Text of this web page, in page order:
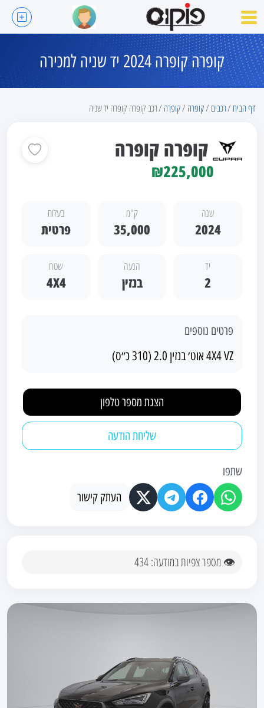
קופרה קופרה 2024 יד שניה למכירה
דף הבית רכבים קופרה קופרה רכב קופרה קופרה יד שניה
קופרה קופרה
₪225,000
שנה
2024
ק"מ
35,000
בעלות
פרטית
יד
2
הנעה
בנזין
שטח
4X4
פרטים נוספים
4X4 VZ אוט׳ בנזין 2.0 (310 כ״ס)
הצגת מספר טלפון
שליחת הודעה
שתפו
העתק קישור
👁 מספר צפיות במודעה: 434